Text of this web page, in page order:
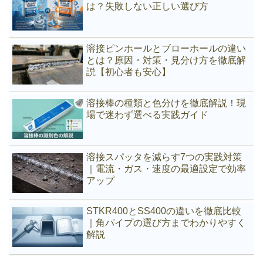
は？失敗しない正しい選び方
溶接ピンホールとブローホールの違い
とは？原因・対策・見分け方を徹底解
説【初心者も安心】
溶接棒の種類と色分けを徹底解説！現
場で迷わず選べる実践ガイド
溶接スパッタを減らす7つの実践対策
｜電流・ガス・速度の最適設定で効率
アップ
STKR400とSS400の違いを徹底比較
｜角パイプの選び方までわかりやすく
解説